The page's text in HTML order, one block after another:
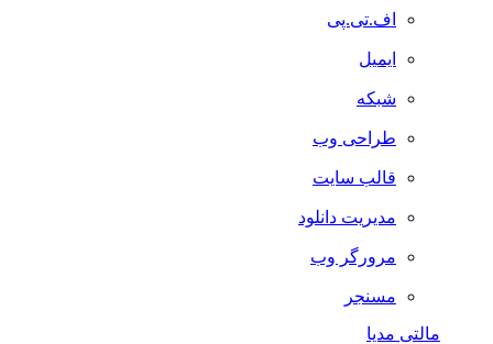
اف.تی.پی
ایمیل
شبکه
طراحی وب
قالب سایت
مدیریت دانلود
مرورگر وب
مسنجر
مالتی مدیا